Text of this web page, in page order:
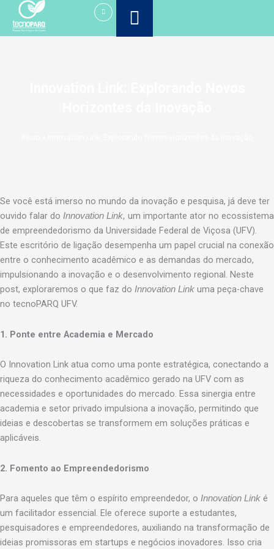
para
o
Se você está imerso no mundo da inovação e pesquisa, já deve ter
ouvido falar do Innovation Link, um importante ator no ecossistema
de empreendedorismo da Universidade Federal de Viçosa (UFV).
Este escritório de ligação desempenha um papel crucial na conexão
entre o conhecimento acadêmico e as demandas do mercado,
impulsionando a inovação e o desenvolvimento regional. Neste
post, exploraremos o que faz do Innovation Link uma peça-chave
no tecnoPARQ UFV.
1. Ponte entre Academia e Mercado
O Innovation Link atua como uma ponte estratégica, conectando a
riqueza do conhecimento acadêmico gerado na UFV com as
necessidades e oportunidades do mercado. Essa sinergia entre
academia e setor privado impulsiona a inovação, permitindo que
ideias e descobertas se transformem em soluções práticas e
aplicáveis.
2. Fomento ao Empreendedorismo
Para aqueles que têm o espírito empreendedor, o Innovation Link é
um facilitador essencial. Ele oferece suporte a estudantes,
pesquisadores e empreendedores, auxiliando na transformação de
ideias promissoras em startups e negócios inovadores. Isso cria